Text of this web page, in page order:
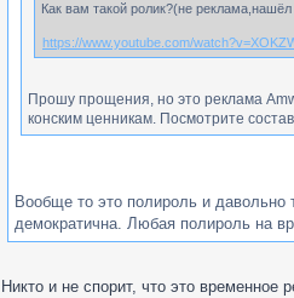
Как вам такой ролик?(не реклама,нашёл
https://www.youtube.com/
Прошу прощения, но это реклама
конским ценникам. Посмотрите
Вообще то это полироль и давольно
демократична. Любая полироль на
Никто и не спорит, что это